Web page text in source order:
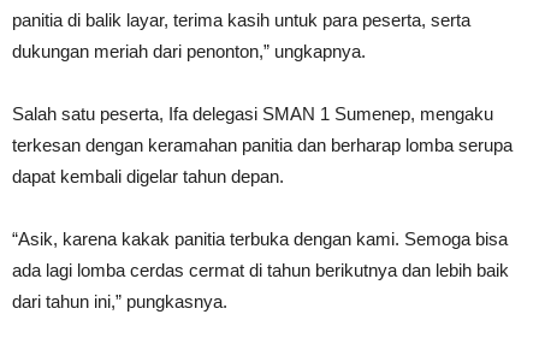
panitia di balik layar, terima kasih untuk para peserta, serta
dukungan meriah dari penonton,” ungkapnya.
Salah satu peserta, Ifa delegasi SMAN 1 Sumenep, mengaku
terkesan dengan keramahan panitia dan berharap lomba serupa
dapat kembali digelar tahun depan.
“Asik, karena kakak panitia terbuka dengan kami. Semoga bisa
ada lagi lomba cerdas cermat di tahun berikutnya dan lebih baik
dari tahun ini,” pungkasnya.